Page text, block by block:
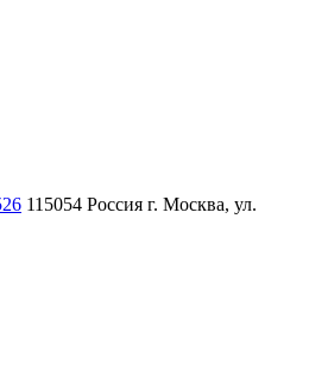
115054 Россия г. Москва, ул.